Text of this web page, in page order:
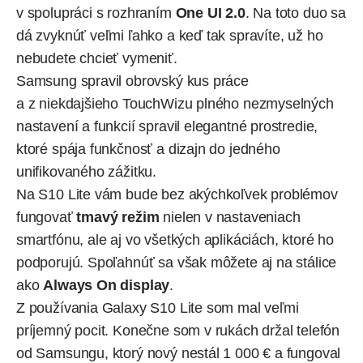
v spolupráci s rozhraním One UI 2.0. Na toto duo sa
dá zvyknúť veľmi ľahko a keď tak spravíte, už ho
nebudete chcieť vymeniť.
Samsung spravil obrovský kus práce
a z niekdajšieho TouchWizu plného nezmyselných
nastavení a funkcií spravil elegantné prostredie,
ktoré spája funkčnosť a dizajn do jedného
unifikovaného zážitku.
Na S10 Lite vám bude bez akýchkoľvek problémov
fungovaťtmavý režim nielen v nastaveniach
smartfónu, ale aj vo všetkých aplikáciách, ktoré ho
podporujú. Spoľahnúť sa však môžete aj na stálice
akoAlways On display.
Z používania Galaxy S10 Lite som mal veľmi
príjemný pocit. Konečne som v rukách držal telefón
od Samsungu, ktorý nový nestál 1 000 € a fungoval